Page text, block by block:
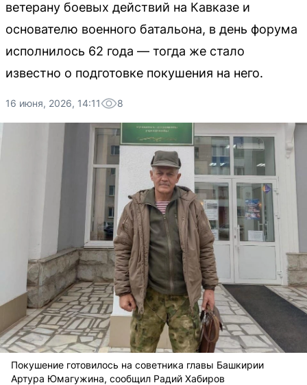
ветерану боевых действий на Кавказе и
основателю военного батальона, в день форума
исполнилось 62 года — тогда же стало
известно о подготовке покушения на него.
16 июня, 2026, 14:11 8
Покушение готовилось на советника главы Башкирии
Артура Юмагужина, сообщил Радий Хабиров